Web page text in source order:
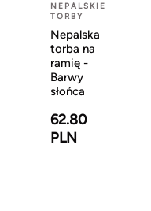
NEPALSKIE
TORBY
Nepalska
torba na
ramię -
Barwy
słońca
62.80
PLN